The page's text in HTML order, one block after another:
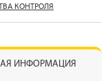
КОНТРОЛЯ
ИНФОРМАЦИЯ